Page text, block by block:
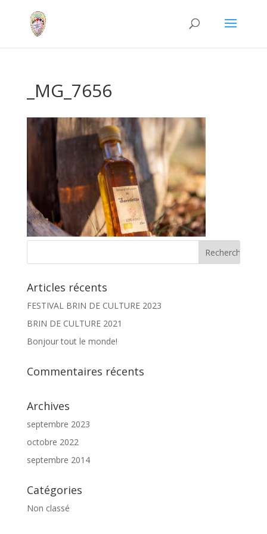
_MG_7656
Articles récents
FESTIVAL BRIN DE CULTURE 2023
BRIN DE CULTURE 2021
Bonjour tout le monde!
Commentaires récents
Archives
septembre 2023
octobre 2022
septembre 2014
Catégories
Non classé